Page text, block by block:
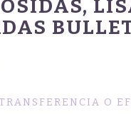
TRANSFERENCIA O